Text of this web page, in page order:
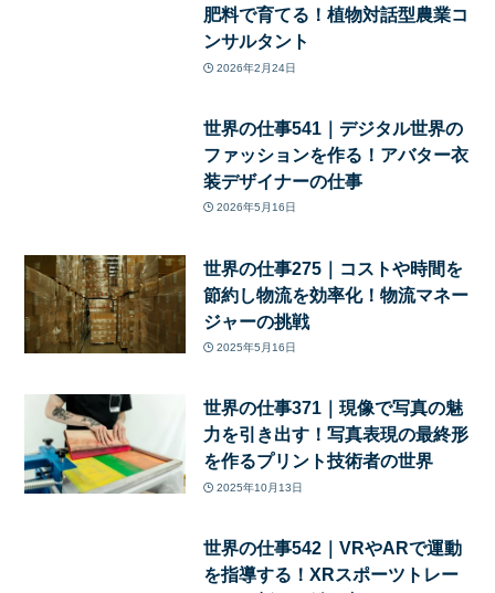
肥料で育てる！植物対話型農業コ
ンサルタント
2026年2月24日
世界の仕事541｜デジタル世界の
ファッションを作る！アバター衣
装デザイナーの仕事
2026年5月16日
世界の仕事275｜コストや時間を
節約し物流を効率化！物流マネー
ジャーの挑戦
2025年5月16日
世界の仕事371｜現像で写真の魅
力を引き出す！写真表現の最終形
を作るプリント技術者の世界
2025年10月13日
世界の仕事542｜VRやARで運動
を指導する！XRスポーツトレー